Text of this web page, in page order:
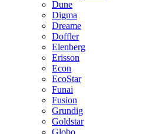
Dune
Digma
Dreame
Doffler
Elenberg
Erisson
Econ
EcoStar
Funai
Fusion
Grundig
Goldstar
Globo